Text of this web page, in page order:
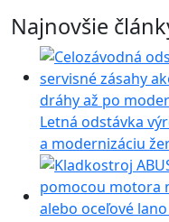
Najnovšie
Letná odstávka
a modernizáciu